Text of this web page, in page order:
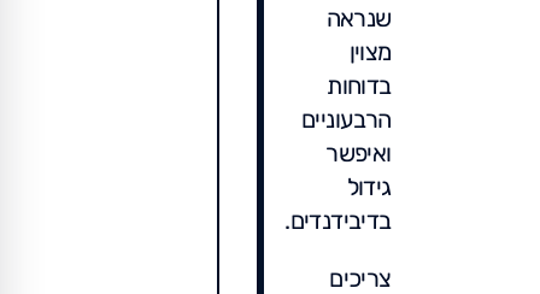
שנראה
מצוין
בדוחות
הרבעוניים
ואיפשר
גידול
בדיבידנדים.
צריכים